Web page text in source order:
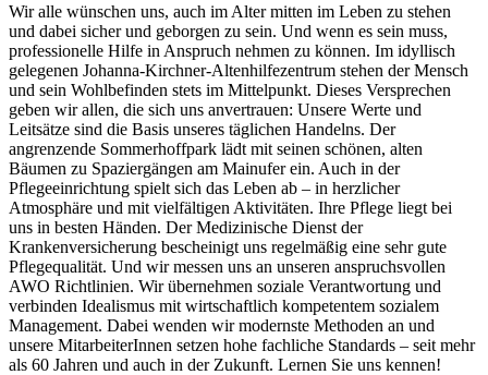
Wir alle wünschen uns, auch im Alter mitten im Leben zu stehen
und dabei sicher und geborgen zu sein. Und wenn es sein muss,
professionelle Hilfe in Anspruch nehmen zu können. Im idyllisch
gelegenen Johanna-Kirchner-Altenhilfezentrum stehen der Mensch
und sein Wohlbefinden stets im Mittelpunkt. Dieses Versprechen
geben wir allen, die sich uns anvertrauen: Unsere Werte und
Leitsätze sind die Basis unseres täglichen Handelns. Der
angrenzende Sommerhoffpark lädt mit seinen schönen, alten
Bäumen zu Spaziergängen am Mainufer ein. Auch in der
Pflegeeinrichtung spielt sich das Leben ab – in herzlicher
Atmosphäre und mit vielfältigen Aktivitäten. Ihre Pflege liegt bei
uns in besten Händen. Der Medizinische Dienst der
Krankenversicherung bescheinigt uns regelmäßig eine sehr gute
Pflegequalität. Und wir messen uns an unseren anspruchsvollen
AWO Richtlinien. Wir übernehmen soziale Verantwortung und
verbinden Idealismus mit wirtschaftlich kompetentem sozialem
Management. Dabei wenden wir modernste Methoden an und
unsere MitarbeiterInnen setzen hohe fachliche Standards – seit mehr
als 60 Jahren und auch in der Zukunft. Lernen Sie uns kennen!